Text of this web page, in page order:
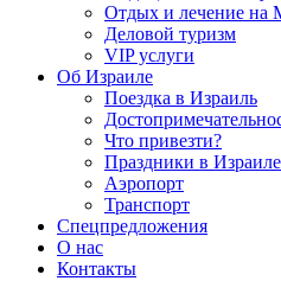
Отдых и лечение на
Деловой туризм
VIP услуги
Об Израиле
Поездка в Израиль
Что привезти?
Праздники в Израиле
Аэропорт
Транспорт
Спецпредложения
О нас
Контакты